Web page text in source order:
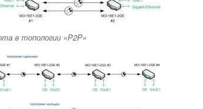
в топологии «P2P»